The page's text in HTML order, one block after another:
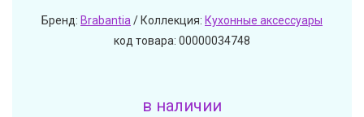
Бренд: Brabantia/ Коллекция: Кухонные аксессуары
код товара: 00000034748
в наличии